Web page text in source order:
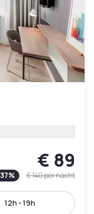
€ 89
37% € 140per nacht
12h - 19h